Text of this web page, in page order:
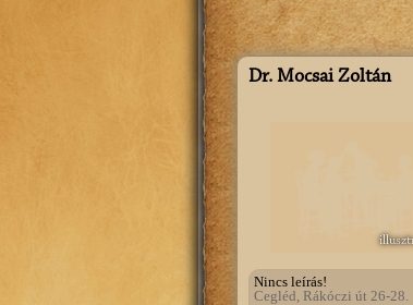
Dr. Mocsai Zoltán
Nincs leírás!
Cegléd, Rákóczi út 26-28.